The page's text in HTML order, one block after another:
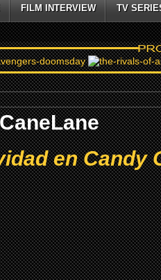
FILM INTERVIEW TV
en Candy